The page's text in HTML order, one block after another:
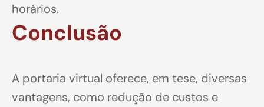
horários.
Conclusão
A portaria virtual oferece, em tese, diversas
vantagens, como redução de custos e